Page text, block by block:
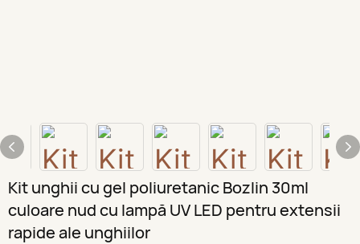
Kit unghii cu gel poliuretanic Bozlin 30ml
culoare nud cu lampă UV LED pentru extensii
rapide ale unghiilor